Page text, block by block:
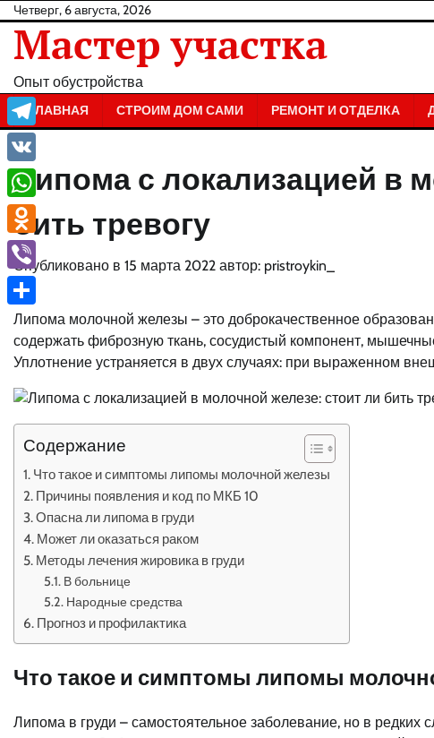
Перейти
содержанию
Четверг, 6 августа, 2026
Мастер участка
Опыт обустройства
ГЛАВНАЯ СТРОИМ ДОМ САМИ РЕМОНТ И ОТДЕЛКА
Липома с локализацией в
бить тревогу
Опубликовано в 15 марта 2022 автор: pristroykin_
Липома молочной железы – это доброкачественное
содержать фиброзную ткань, сосудистый компонент,
Уплотнение устраняется в двух случаях: при выраженном
Содержание
Что такое и симптомы липомы молочной железы
Причины появления и код по МКБ 10
Опасна ли липома в груди
Может ли оказаться раком
Методы лечения жировика в груди
В больнице
Народные средства
Прогноз и профилактика
Что такое и симптомы липомы
Липома в груди – самостоятельное заболевание, но в редких
Telegram
VK
WhatsApp
Odnoklassniki
Viber
Отправить